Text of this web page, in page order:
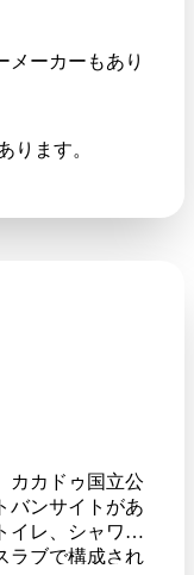
メーカーもあり
ります。
カカドゥ国立公
バンサイトがあ
イレ、シャワー
ラブで構成され